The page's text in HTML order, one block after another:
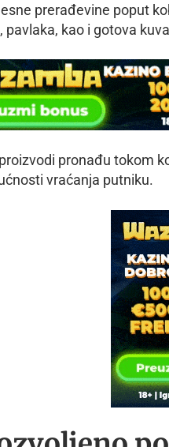
prerađevine poput
pavlaka, kao i gotova
pronađu tokom
vraćanja putniku.